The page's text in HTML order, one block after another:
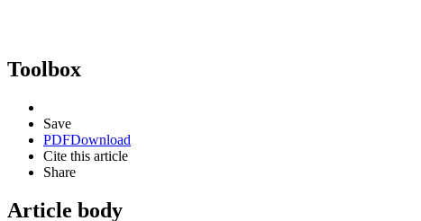
Toolbox
Save
PDFDownload
Cite this article
Share
Article body